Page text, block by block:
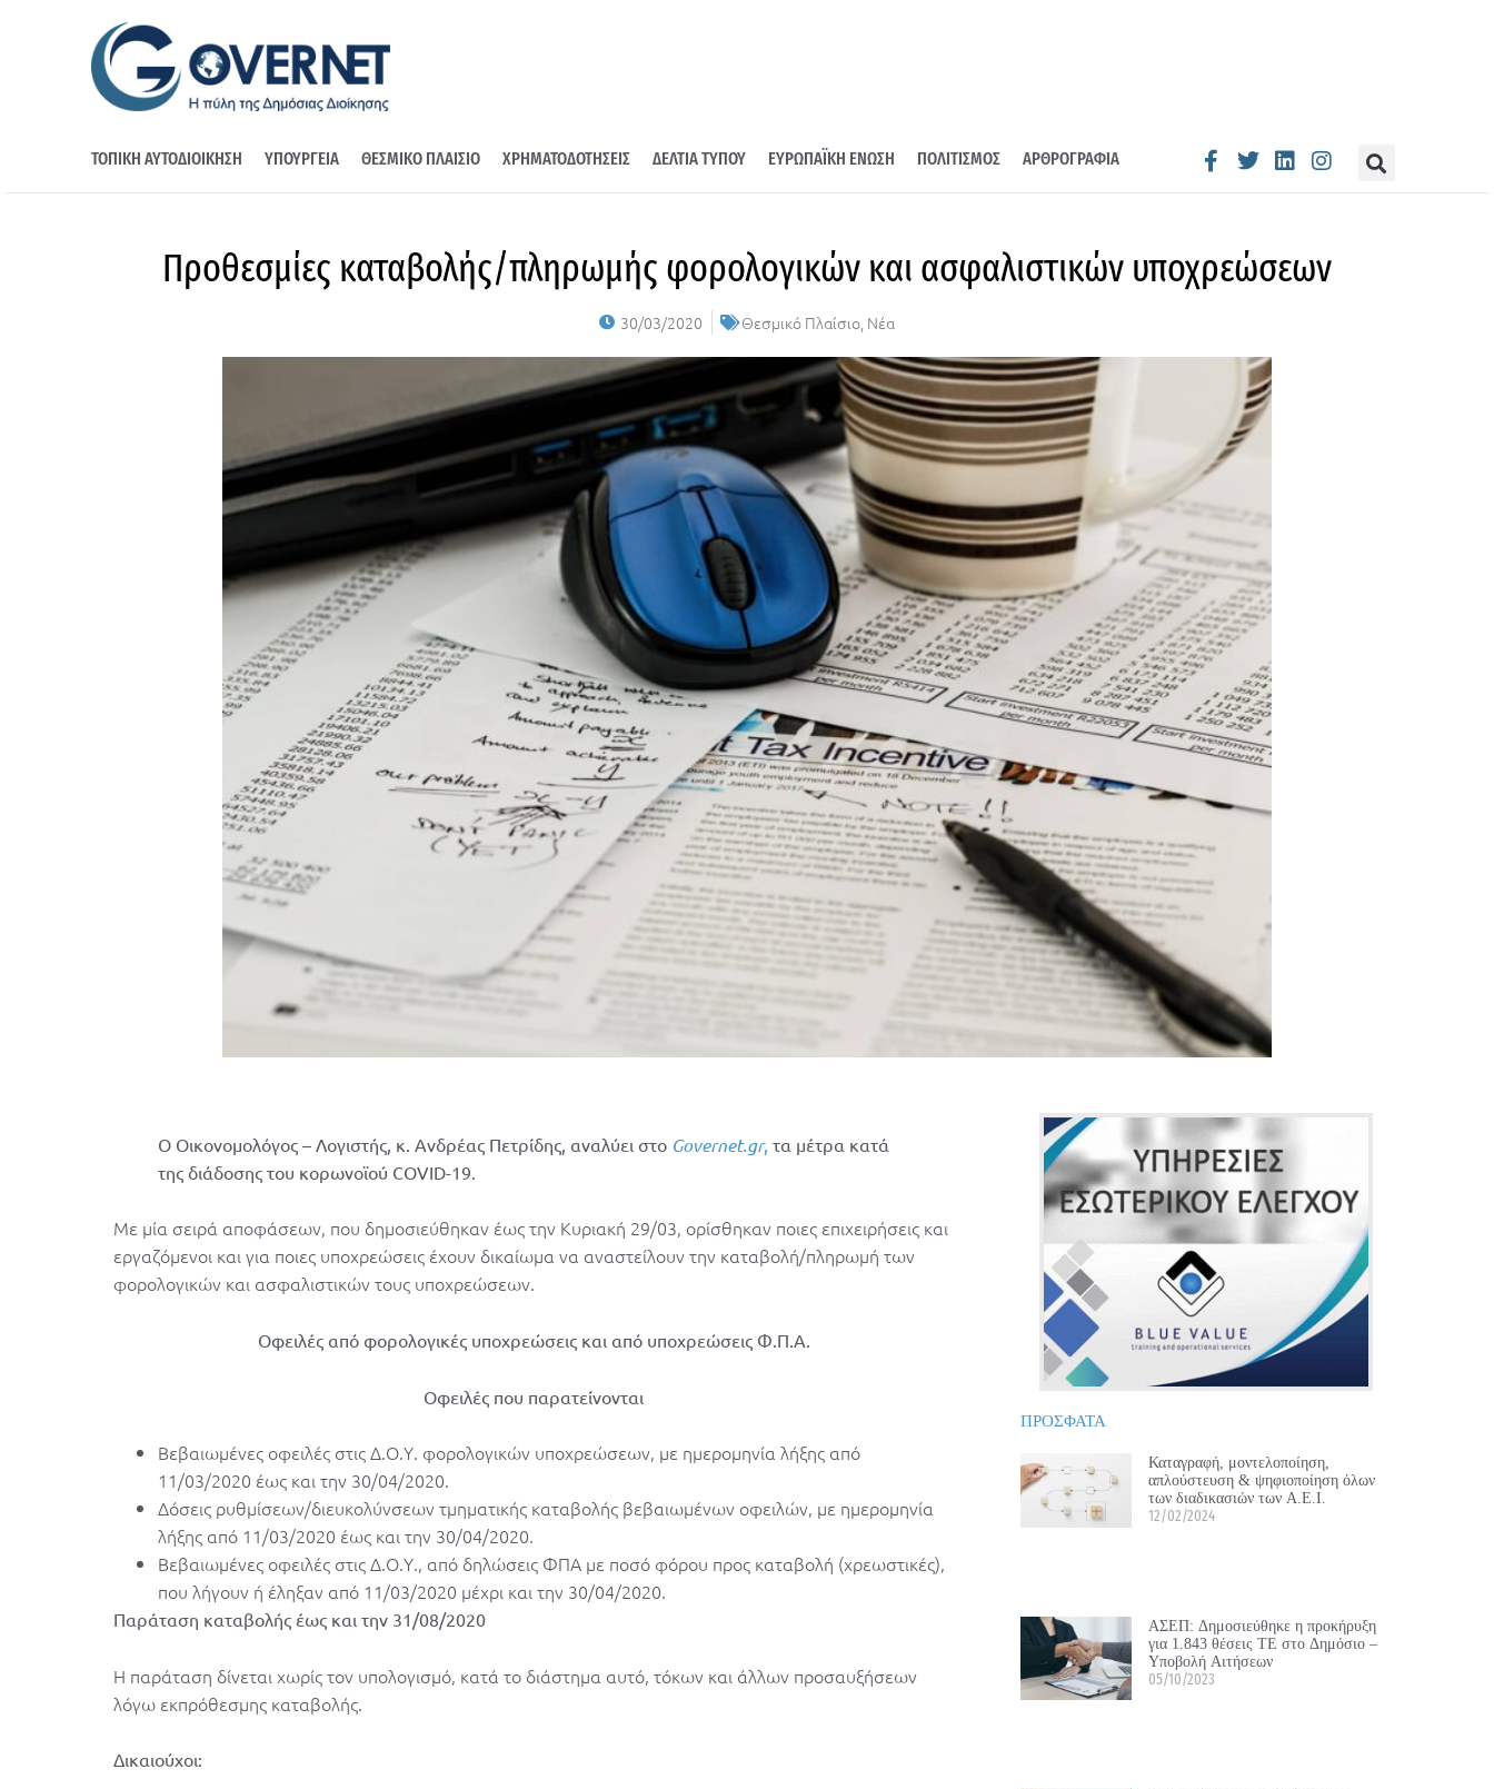
ΤΟΠΙΚΗ ΑΥΤΟΔΙΟΙΚΗΣΗ ΥΠΟΥΡΓΕΙΑ ΘΕΣΜΙΚΟ ΠΛΑΙΣΙΟ ΧΡΗΜΑΤΟΔΟΤΗΣΕΙΣ ΔΕΛΤΙΑ ΤΥΠΟΥ ΕΥΡΩΠΑΪΚΗ ΕΝΩΣΗ ΠΟΛΙΤΙΣΜΟΣ ΑΡΘΡΟΓΡΑΦΙΑ
Προθεσμίες καταβολής/πληρωμής φορολογικών και ασφαλιστικών υποχρεώσεων
30/03/2020 Θεσμικό Πλαίσιο, Νέα
O Οικονομολόγος – Λογιστής, κ. Ανδρέας Πετρίδης, αναλύει στο Governet.gr, τα μέτρα κατά
της διάδοσης του κορωνοϊού COVID-19.
Mε μία σειρά αποφάσεων, που δημοσιεύθηκαν έως την Κυριακή 29/03, ορίσθηκαν ποιες επιχειρήσεις και
εργαζόμενοι και για ποιες υποχρεώσεις έχουν δικαίωμα να αναστείλουν την καταβολή/πληρωμή των
φορολογικών και ασφαλιστικών τους υποχρεώσεων.
Οφειλές από φορολογικές υποχρεώσεις και από υποχρεώσεις Φ.Π.Α.
Οφειλές που παρατείνονται
Βεβαιωμένες οφειλές στις Δ.Ο.Υ. φορολογικών υποχρεώσεων, με ημερομηνία λήξης από
11/03/2020 έως και την 30/04/2020.
Δόσεις ρυθμίσεων/διευκολύνσεων τμηματικής καταβολής βεβαιωμένων οφειλών, με ημερομηνία
λήξης από 11/03/2020 έως και την 30/04/2020.
Βεβαιωμένες οφειλές στις Δ.Ο.Υ., από δηλώσεις ΦΠΑ με ποσό φόρου προς καταβολή (χρεωστικές),
που λήγουν ή έληξαν από 11/03/2020 μέχρι και την 30/04/2020.
Παράταση καταβολής έως και την 31/08/2020
Η παράταση δίνεται χωρίς τον υπολογισμό, κατά το διάστημα αυτό, τόκων και άλλων προσαυξήσεων
λόγω εκπρόθεσμης καταβολής.
Δικαιούχοι:
ΠΡΟΣΦΑΤΑ
Καταγραφή, μοντελοποίηση,
απλούστευση & ψηφιοποίηση όλων
των διαδικασιών των Α.Ε.Ι.
12/02/2024
ΑΣΕΠ: Δημοσιεύθηκε η προκήρυξη
για 1.843 θέσεις ΤΕ στο Δημόσιο –
Υποβολή Αιτήσεων
05/10/2023